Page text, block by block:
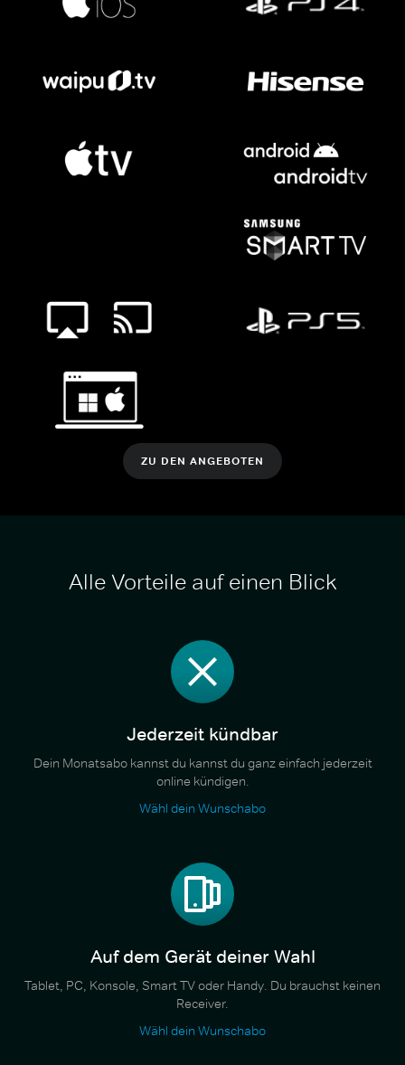
ZU DEN ANGEBOTEN
Alle Vorteile auf einen Blick
Jederzeit kündbar
Dein Monatsabo kannst du kannst du ganz einfach jederzeit
online kündigen.
Wähl dein Wunschabo
Auf dem Gerät deiner Wahl
Tablet, PC, Konsole, Smart TV oder Handy. Du brauchst keinen
Receiver.
Wähl dein Wunschabo